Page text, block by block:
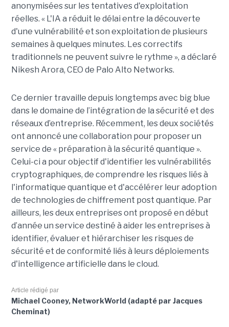
anonymisées sur les tentatives d'exploitation
réelles. « L'IA a réduit le délai entre la découverte
d'une vulnérabilité et son exploitation de plusieurs
semaines à quelques minutes. Les correctifs
traditionnels ne peuvent suivre le rythme », a déclaré
Nikesh Arora, CEO de Palo Alto Networks.
Ce dernier travaille depuis longtemps avec big blue
dans le domaine de l’intégration de la sécurité et des
réseaux d’entreprise. Récemment, les deux sociétés
ont annoncé une collaboration pour proposer un
service de « préparation à la sécurité quantique ».
Celui-ci a pour objectif d'identifier les vulnérabilités
cryptographiques, de comprendre les risques liés à
l'informatique quantique et d'accélérer leur adoption
de technologies de chiffrement post quantique. Par
ailleurs, les deux entreprises ont proposé en début
d’année un service destiné à aider les entreprises à
identifier, évaluer et hiérarchiser les risques de
sécurité et de conformité liés à leurs déploiements
d'intelligence artificielle dans le cloud.
Article rédigé par
Michael Cooney, NetworkWorld (adapté par Jacques
Cheminat)